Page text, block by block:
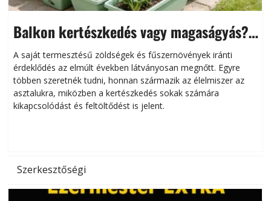
Balkon kertészkedés vagy magaságyás?
Helytakarékos kertészkedés
A saját termesztésű zöldségek és fűszernövények iránti
érdeklődés az elmúlt években látványosan megnőtt. Egyre
többen szeretnék tudni, honnan származik az élelmiszer az
asztalukra, miközben a kertészkedés sokak számára
kikapcsolódást és feltöltődést is jelent.
Szerkesztőségi